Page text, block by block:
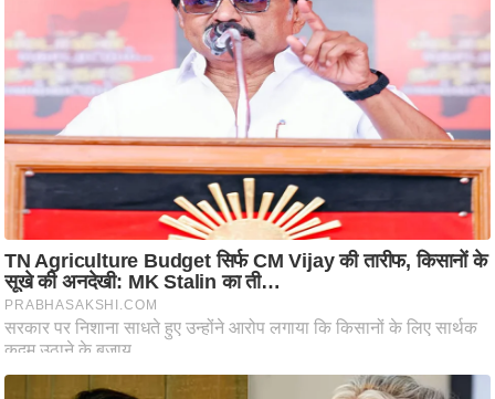
शि
प
ज
नी
ति
श्ले
ष
ण
स
म